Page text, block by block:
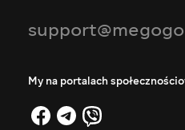
My na portalach